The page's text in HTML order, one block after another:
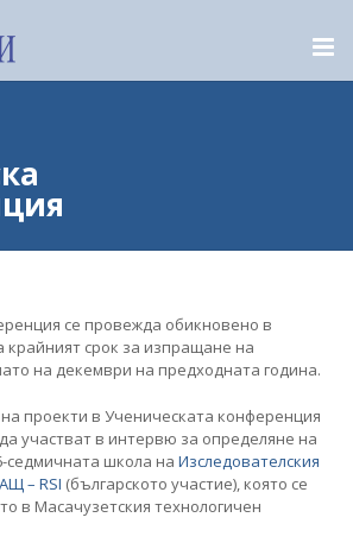
се провежда обикновено в
крайният срок за изпращане на
на декември на предходната година.
проекти в Ученическата конференция
участват в интервю за определяне на
седмичната школа на Изследователския
– RSI (българското участие), която се
в Масачузетския технологичен